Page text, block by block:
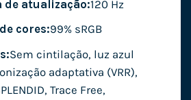
de atualização:120 Hz
cores:99% sRGB
Sem cintilação, luz azul
adaptativa (VRR),
Trace Free,